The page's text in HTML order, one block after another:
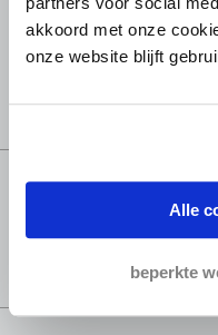
akkoord met onze
onze website blijft
Alle
beperkte
95% Succes